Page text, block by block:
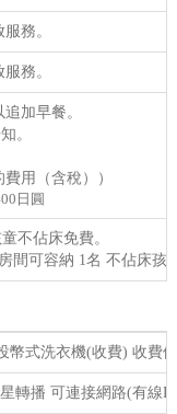
務。
務。
加早餐。
。
用（含稅））
日圓
不佔床免費。
間可容納 1名 不佔床孩
幣式洗衣機(收費) 收費
轉播 可連接網路(有線